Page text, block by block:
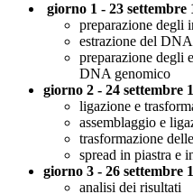
giorno 1 - 23 settembre
preparazione degli
estrazione del
preparazione degli
DNA genomico
giorno 2 - 24 settembre
ligazione e
assemblaggio e
trasformazione
spread in piastra e
giorno 3 - 26 settembre
analisi dei risultati